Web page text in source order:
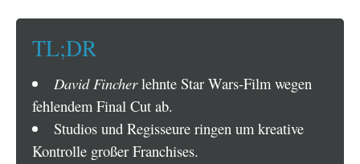
TL;DR
David Fincherlehnte Star Wars-Film wegen
fehlendem Final Cut ab.
Studios und Regisseure ringen um kreative
Kontrolle großer Franchises.